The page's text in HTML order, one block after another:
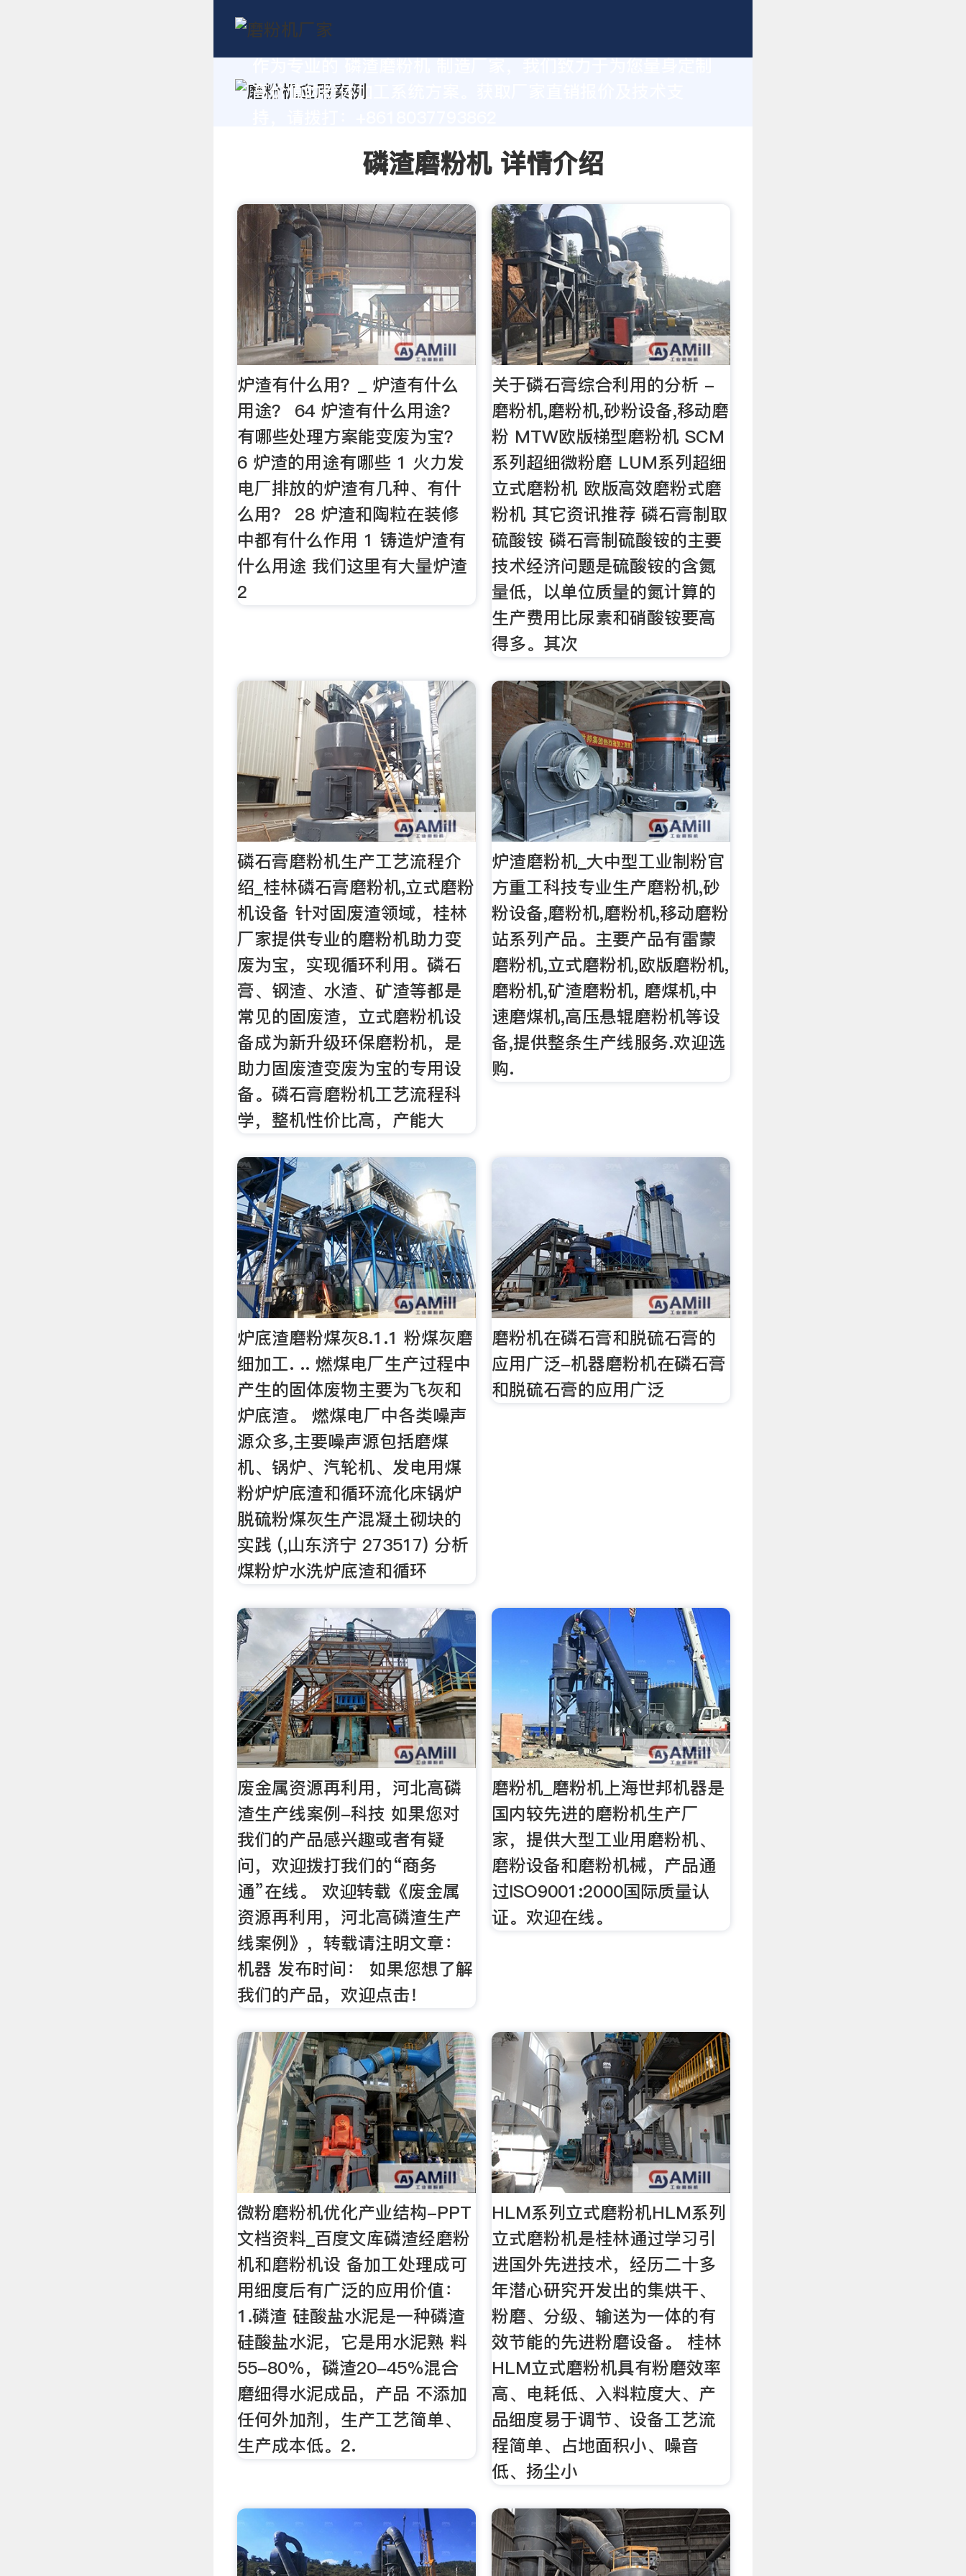
高价值的粉体加工系统方案。获取厂家直销报价及技术支
磷渣磨粉机 详情介绍
炉渣有什么用？_ 炉渣有什么
用途？ 64 炉渣有什么用途？
有哪些处理方案能变废为宝？
6 炉渣的用途有哪些 1 火力发
电厂排放的炉渣有几种、有什
么用？ 28 炉渣和陶粒在装修
中都有什么作用 1 铸造炉渣有
什么用途 我们这里有大量炉渣
2
关于磷石膏综合利用的分析 -
磨粉机,磨粉机,砂粉设备,移动磨
粉 MTW欧版梯型磨粉机 SCM
系列超细微粉磨 LUM系列超细
立式磨粉机 欧版高效磨粉式磨
粉机 其它资讯推荐 磷石膏制取
硫酸铵 磷石膏制硫酸铵的主要
技术经济问题是硫酸铵的含氮
量低，以单位质量的氮计算的
生产费用比尿素和硝酸铵要高
得多。其次
磷石膏磨粉机生产工艺流程介
绍_桂林磷石膏磨粉机,立式磨粉
机设备 针对固废渣领域，桂林
厂家提供专业的磨粉机助力变
废为宝，实现循环利用。磷石
膏、钢渣、水渣、矿渣等都是
常见的固废渣，立式磨粉机设
备成为新升级环保磨粉机，是
助力固废渣变废为宝的专用设
备。磷石膏磨粉机工艺流程科
学，整机性价比高，产能大
炉渣磨粉机_大中型工业制粉官
方重工科技专业生产磨粉机,砂
粉设备,磨粉机,磨粉机,移动磨粉
站系列产品。主要产品有雷蒙
磨粉机,立式磨粉机,欧版磨粉机,
磨粉机,矿渣磨粉机, 磨煤机,中
速磨煤机,高压悬辊磨粉机等设
备,提供整条生产线服务.欢迎选
购.
炉底渣磨粉煤灰8.1.1 粉煤灰磨
细加工. .. 燃煤电厂生产过程中
产生的固体废物主要为飞灰和
炉底渣。 燃煤电厂中各类噪声
源众多,主要噪声源包括磨煤
机、锅炉、汽轮机、发电用煤
粉炉炉底渣和循环流化床锅炉
脱硫粉煤灰生产混凝土砌块的
实践 (,山东济宁 273517) 分析
煤粉炉水洗炉底渣和循环
磨粉机在磷石膏和脱硫石膏的
应用广泛-机器磨粉机在磷石膏
和脱硫石膏的应用广泛
废金属资源再利用，河北高磷
渣生产线案例-科技 如果您对
我们的产品感兴趣或者有疑
问，欢迎拨打我们的“商务
通”在线。 欢迎转载《废金属
资源再利用，河北高磷渣生产
线案例》，转载请注明文章：
机器 发布时间： 如果您想了解
我们的产品，欢迎点击！
磨粉机_磨粉机上海世邦机器是
国内较先进的磨粉机生产厂
家，提供大型工业用磨粉机、
磨粉设备和磨粉机械，产品通
过ISO9001:2000国际质量认
证。欢迎在线。
微粉磨粉机优化产业结构-PPT
文档资料_百度文库磷渣经磨粉
机和磨粉机设 备加工处理成可
用细度后有广泛的应用价值：
1.磷渣 硅酸盐水泥是一种磷渣
硅酸盐水泥，它是用水泥熟 料
55-80％，磷渣20-45％混合
磨细得水泥成品，产品 不添加
任何外加剂，生产工艺简单、
生产成本低。2.
HLM系列立式磨粉机HLM系列
立式磨粉机是桂林通过学习引
进国外先进技术，经历二十多
年潜心研究开发出的集烘干、
粉磨、分级、输送为一体的有
效节能的先进粉磨设备。 桂林
HLM立式磨粉机具有粉磨效率
高、电耗低、入料粒度大、产
品细度易于调节、设备工艺流
程简单、占地面积小、噪音
低、扬尘小